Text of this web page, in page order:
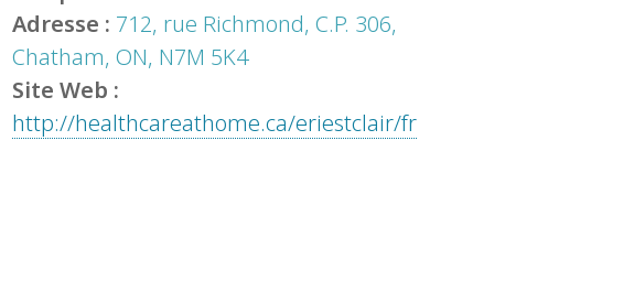
Adresse : 712, rue Richmond, C.P. 306,
Chatham, ON, N7M 5K4
Site Web :
http://healthcareathome.ca/eriestclair/fr